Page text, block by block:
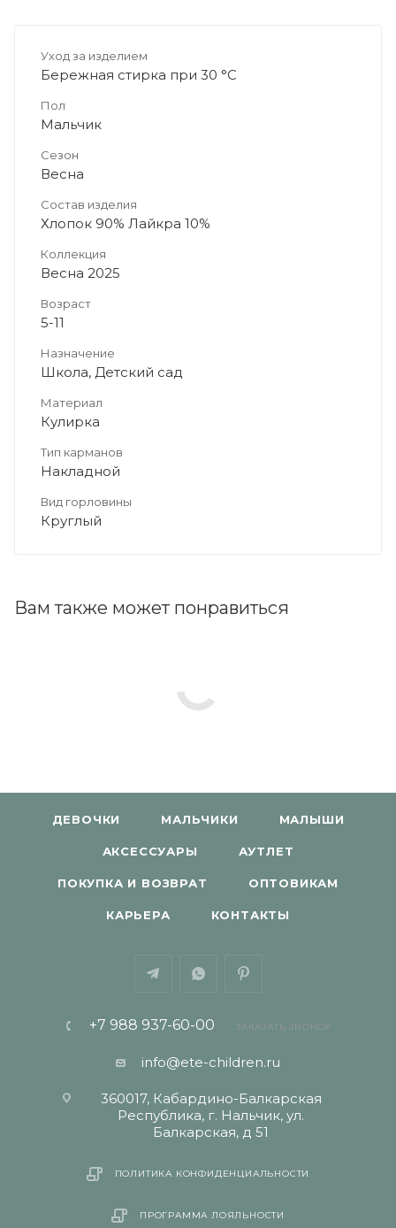
Уход за изделием
Бережная стирка при 30 °C
Пол
Мальчик
Сезон
Весна
Состав изделия
Хлопок 90% Лайкра 10%
Коллекция
Весна 2025
Возраст
5-11
Назначение
Школа, Детский сад
Материал
Кулирка
Тип карманов
Накладной
Вид горловины
Круглый
Вам также может понравиться
ДЕВОЧКИ МАЛЬЧИКИ МАЛЫШИ
АКСЕССУАРЫ АУТЛЕТ
ПОКУПКА И ВОЗВРАТ ОПТОВИКАМ
КАРЬЕРА КОНТАКТЫ
+7 988 937-60-00 ЗАКАЗАТЬ ЗВОНОК
info@ete-children.ru
360017, Кабардино-Балкарская
Республика, г. Нальчик, ул.
Балкарская, д 51
ПОЛИТИКА КОНФИДЕНЦИАЛЬНОСТИ
ПРОГРАММА ЛОЯЛЬНОСТИ